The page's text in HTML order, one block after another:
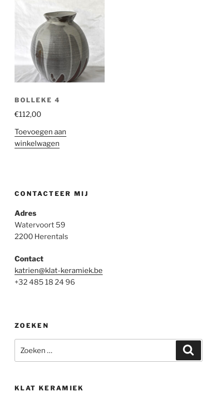
BOLLEKE 4
€112,00
Toevoegen aan
winkelwagen
CONTACTEER MIJ
Adres
Watervoort 59
2200 Herentals
Contact
katrien@klat-keramiek.be
+32 485 18 24 96
ZOEKEN
naar:
KLAT KERAMIEK